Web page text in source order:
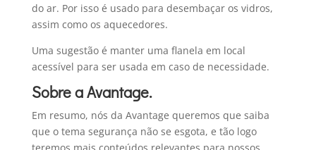
do ar. Por isso é usado para desembaçar os vidros,
assim como os aquecedores.
Uma sugestão é manter uma flanela em local
acessível para ser usada em caso de necessidade.
Sobre a Avantage.
Em resumo, nós da Avantage queremos que saiba
que o tema segurança não se esgota, e tão logo